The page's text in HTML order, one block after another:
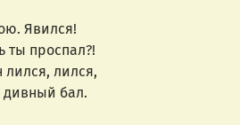
Явился!
ты проспал?!
лился, лился,
дивный бал.